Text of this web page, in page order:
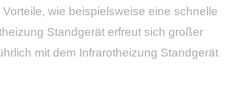
wie beispielsweise eine schnelle
Standgerät erfreut sich großer
mit dem Infrarotheizung Standgerät